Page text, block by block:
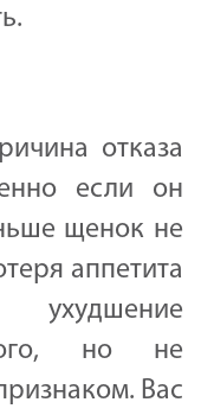
отказа
если он
щенок не
аппетита
ухудшение
но не
Вас